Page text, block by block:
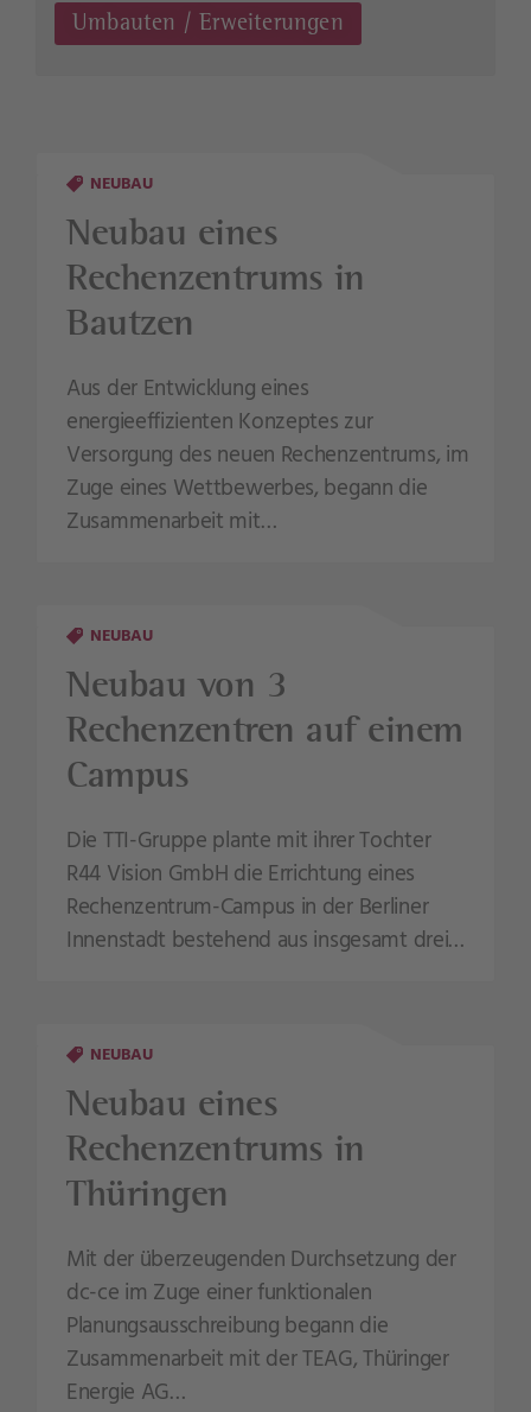
Umbauten / Erweiterungen
NEUBAU
Neubau eines
Rechenzentrums in
Bautzen
Aus der Entwicklung eines
energieeffizienten Konzeptes zur
Versorgung des neuen Rechenzentrums, im
Zuge eines Wettbewerbes, begann die
Zusammenarbeit mit…
NEUBAU
Neubau von 3
Rechenzentren auf einem
Campus
Die TTI-Gruppe plante mit ihrer Tochter
R44 Vision GmbH die Errichtung eines
Rechenzentrum-Campus in der Berliner
Innenstadt bestehend aus insgesamt drei…
NEUBAU
Neubau eines
Rechenzentrums in
Thüringen
Mit der überzeugenden Durchsetzung der
dc-ce im Zuge einer funktionalen
Planungsausschreibung begann die
Zusammenarbeit mit der TEAG, Thüringer
Energie AG…